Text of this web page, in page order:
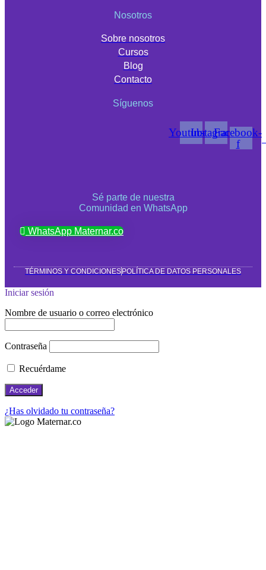
Nosotros
Sobre nosotros
Cursos
Blog
Contacto
Síguenos
YoutubeInstagramFacebook-
f
Sé parte de nuestra
Comunidad en WhatsApp
WhatsApp Maternar.co
TÉRMINOS Y CONDICIONESPOLÍTICA DE DATOS PERSONALES
Iniciar sesión
Nombre de usuario o correo electrónico
Contraseña
Recuérdame
¿Has olvidado tu contraseña?